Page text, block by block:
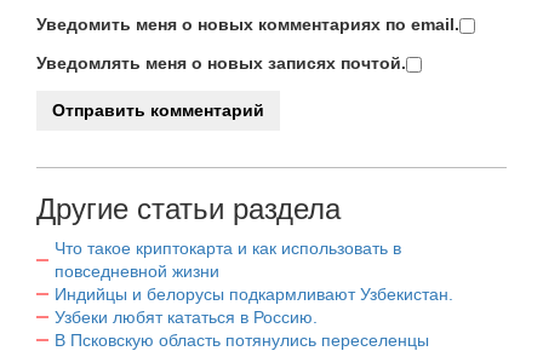
Уведомить меня о новых комментариях по email.
Уведомлять меня о новых записях почтой.
Другие статьи раздела
Что такое криптокарта и как использовать в
повседневной жизни
Индийцы и белорусы подкармливают Узбекистан.
Узбеки любят кататься в Россию.
В Псковскую область потянулись переселенцы